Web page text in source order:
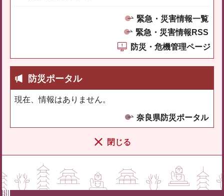
緊急・災害情報一覧
緊急・災害情報RSS
防災・危機管理ページ
防災ポータル
現在、情報はありません。
奈良県防災ポータル
閉じる